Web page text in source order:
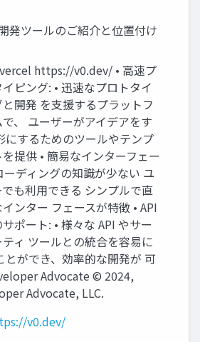
発ツールのご紹介と位置付け
https://v0.dev/ • 高速プ
ピング: • 迅速なプロトタイ
と開発 を支援するプラットフ
で、 ユーザーがアイデアをす
にするためのツールやテンプ
を提供 • 簡易なインターフェー
ーディングの知識が少ない ユ
も利用できる シンプルで直
ンター フェースが特徴 • API
ポート: • 様々な API やサー
ティ ツールとの統合を容易に
とができ、効率的な開発が 可
Advocate ©︎ 2024,
Advocate, LLC.
v0.dev/